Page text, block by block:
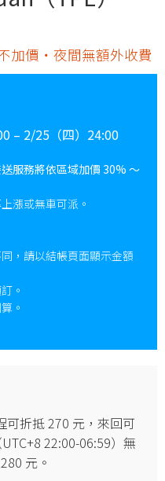
加價・夜間無額外收費
– 2/25（四）24:00
服務將依區域加價 30% ～
漲或無車可派。
，請以結帳頁面顯示金額
。
。
可折抵 270 元，來回可
22:00-06:59）無
元。